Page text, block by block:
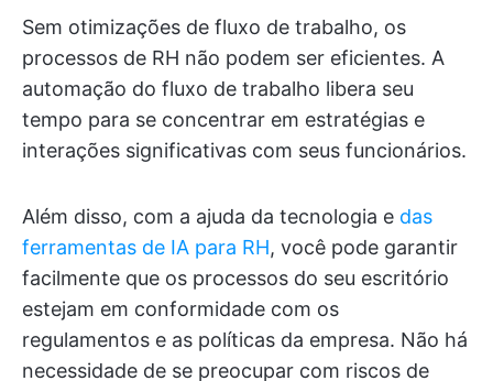
Sem otimizações de fluxo de trabalho, os
processos de RH não podem ser eficientes. A
automação do fluxo de trabalho libera seu
tempo para se concentrar em estratégias e
interações significativas com seus funcionários.
Além disso, com a ajuda da tecnologia e das
ferramentas de IA para RH, você pode garantir
facilmente que os processos do seu escritório
estejam em conformidade com os
regulamentos e as políticas da empresa. Não há
necessidade de se preocupar com riscos de